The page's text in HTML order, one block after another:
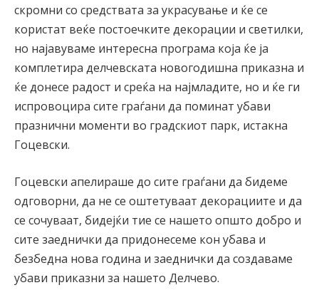
скромни со средствата за украсување и ќе се
користат веќе постоечките декорации и светилки,
но најавуваме интересна програма која ќе ја
комплетира делчевската новогодишна приказна и
ќе донесе радост и среќа на најмладите, но и ќе ги
испровоцира сите граѓани да поминат убави
празнични моменти во градскиот парк, истакна
Гоцевски.
Гоцевски апелираше до сите граѓани да бидеме
одговорни, да не се оштетуваат декорациите и да
се сочуваат, бидејќи тие се нашето општо добро и
сите заеднички да придонесеме кон убава и
безбедна нова година и заеднички да создаваме
убави приказни за нашето Делчево.